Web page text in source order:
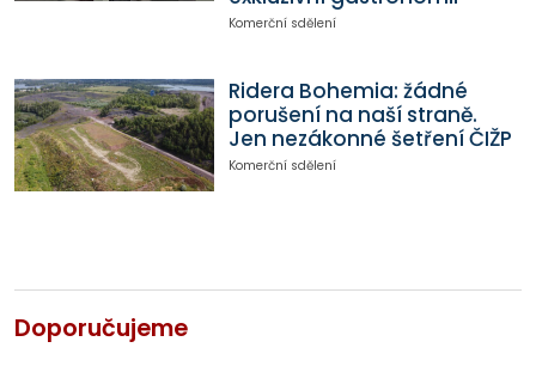
Komerční sdělení
Ridera Bohemia: žádné
porušení na naší straně.
Jen nezákonné šetření ČIŽP
Komerční sdělení
Doporučujeme